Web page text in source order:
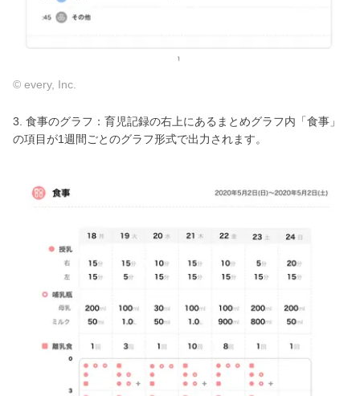
© every, Inc.
3. 食事のグラフ：育児記録の右上にあるまとめグラフ内「食事」
の項目が1週間ごとのグラフ形式で出力されます。